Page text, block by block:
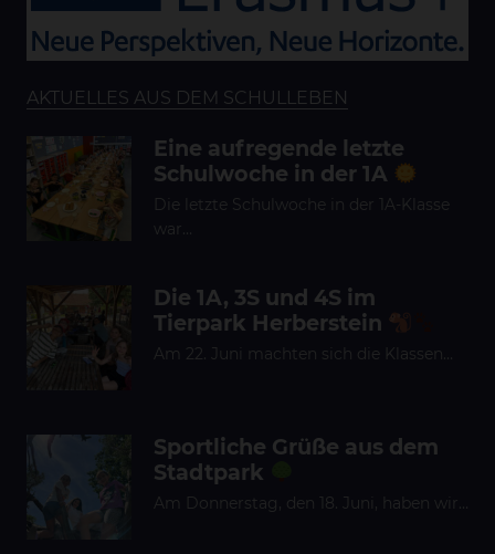
AKTUELLES AUS DEM SCHULLEBEN
Eine aufregende letzte
Schulwoche in der 1A
Die letzte Schulwoche in der 1A-Klasse
war…
Die 1A, 3S und 4S im
Tierpark Herberstein
Am 22. Juni machten sich die Klassen…
Sportliche Grüße aus dem
Stadtpark
Am Donnerstag, den 18. Juni, haben wir…